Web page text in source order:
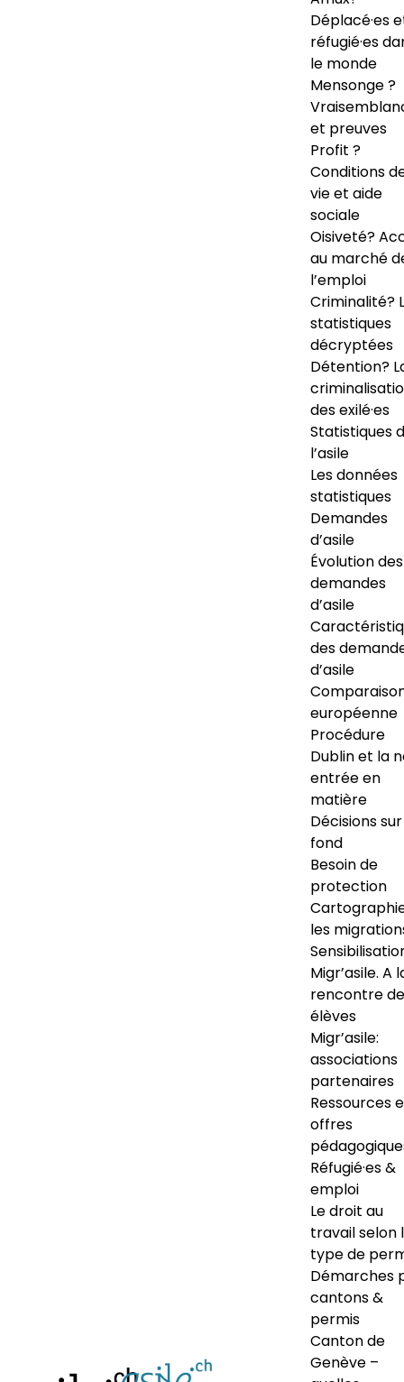
Déplacé·es
réfugié·es
le monde
Mensonge ?
et preuves
Profit ?
Conditions
vie et aide
sociale
Oisiveté?
au marché
l’emploi
Criminalité?
statistiques
décryptées
Détention?
des exilé·es
Statistiques
l’asile
Les données
statistiques
Demandes
d’asile
Évolution des
demandes
d’asile
des
d’asile
européenne
Procédure
Dublin et la
entrée en
matière
Décisions
fond
Besoin de
protection
les
Migr’asile. A
rencontre
élèves
Migr’asile:
associations
partenaires
Ressources
offres
Réfugié·es &
emploi
Le droit au
travail selon
type de
Démarches
cantons &
permis
Canton de
Genève –